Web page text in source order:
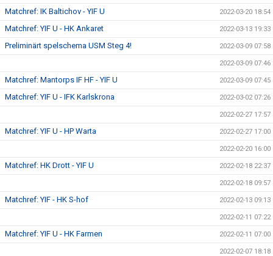
Matchref: IK Baltichov - YIF U 2022-03-20 18:54
Matchref: YIF U - HK Ankaret 2022-03-13 19:33
Preliminärt spelschema USM Steg 4! 2022-03-09 07:58
2022-03-09 07:46
Matchref: Mantorps IF HF - YIF U 2022-03-09 07:45
Matchref: YIF U - IFK Karlskrona 2022-03-02 07:26
2022-02-27 17:57
Matchref: YIF U - HP Warta 2022-02-27 17:00
2022-02-20 16:00
Matchref: HK Drott - YIF U 2022-02-18 22:37
2022-02-18 09:57
Matchref: YIF - HK S-hof 2022-02-13 09:13
2022-02-11 07:22
Matchref: YIF U - HK Farmen 2022-02-11 07:00
2022-02-07 18:18